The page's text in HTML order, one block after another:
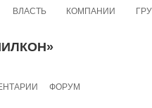
ВЛАСТЬ КОМПАНИИ
ФОРУМ